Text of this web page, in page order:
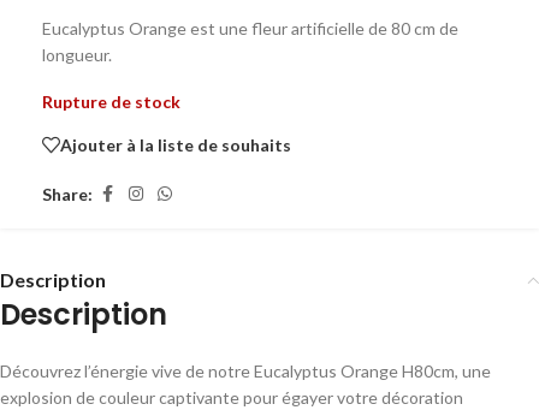
Eucalyptus Orange est une fleur artificielle de 80 cm de
longueur.
Rupture de stock
Ajouter à la liste de souhaits
Share:
Description
Description
Découvrez l’énergie vive de notre Eucalyptus Orange H80cm, une
explosion de couleur captivante pour égayer votre décoration